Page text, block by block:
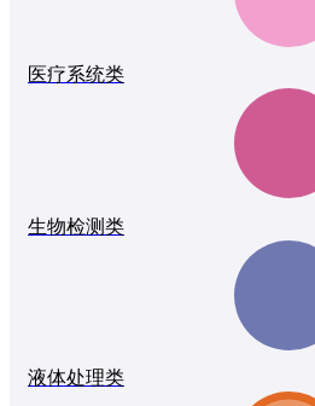
医疗系统类
生物检测类
液体处理类